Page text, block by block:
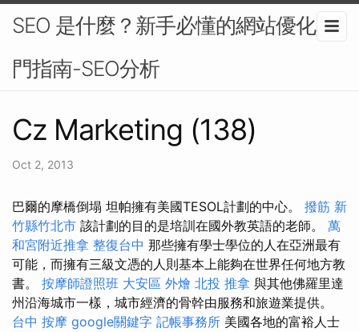
SEO 是什麼？新手必懂的網站優化入
門指南-SEO分析
Cz Marketing (138)
Oct 2, 2013
巴爾的摩橋倒塌 坦帕擁有美國TESOL計劃的中心。 撥筋 新
竹縣竹北市 該計劃的目的是培訓在國外教英語的老師。 萬
和宮附近推拿 整復台中 那些擁有學士學位的人在亞洲最有
可能，而擁有三級文憑的人則基本上能夠在世界任何地方教
書。 按摩師證照班 大安區 外燴 北投 推拿 與其他佛羅里達
州沿海城市一樣，城市經濟的骨幹由服務和旅遊業提供。
台中 按摩 google關鍵字 記帳事務所 美國各地的富裕人士